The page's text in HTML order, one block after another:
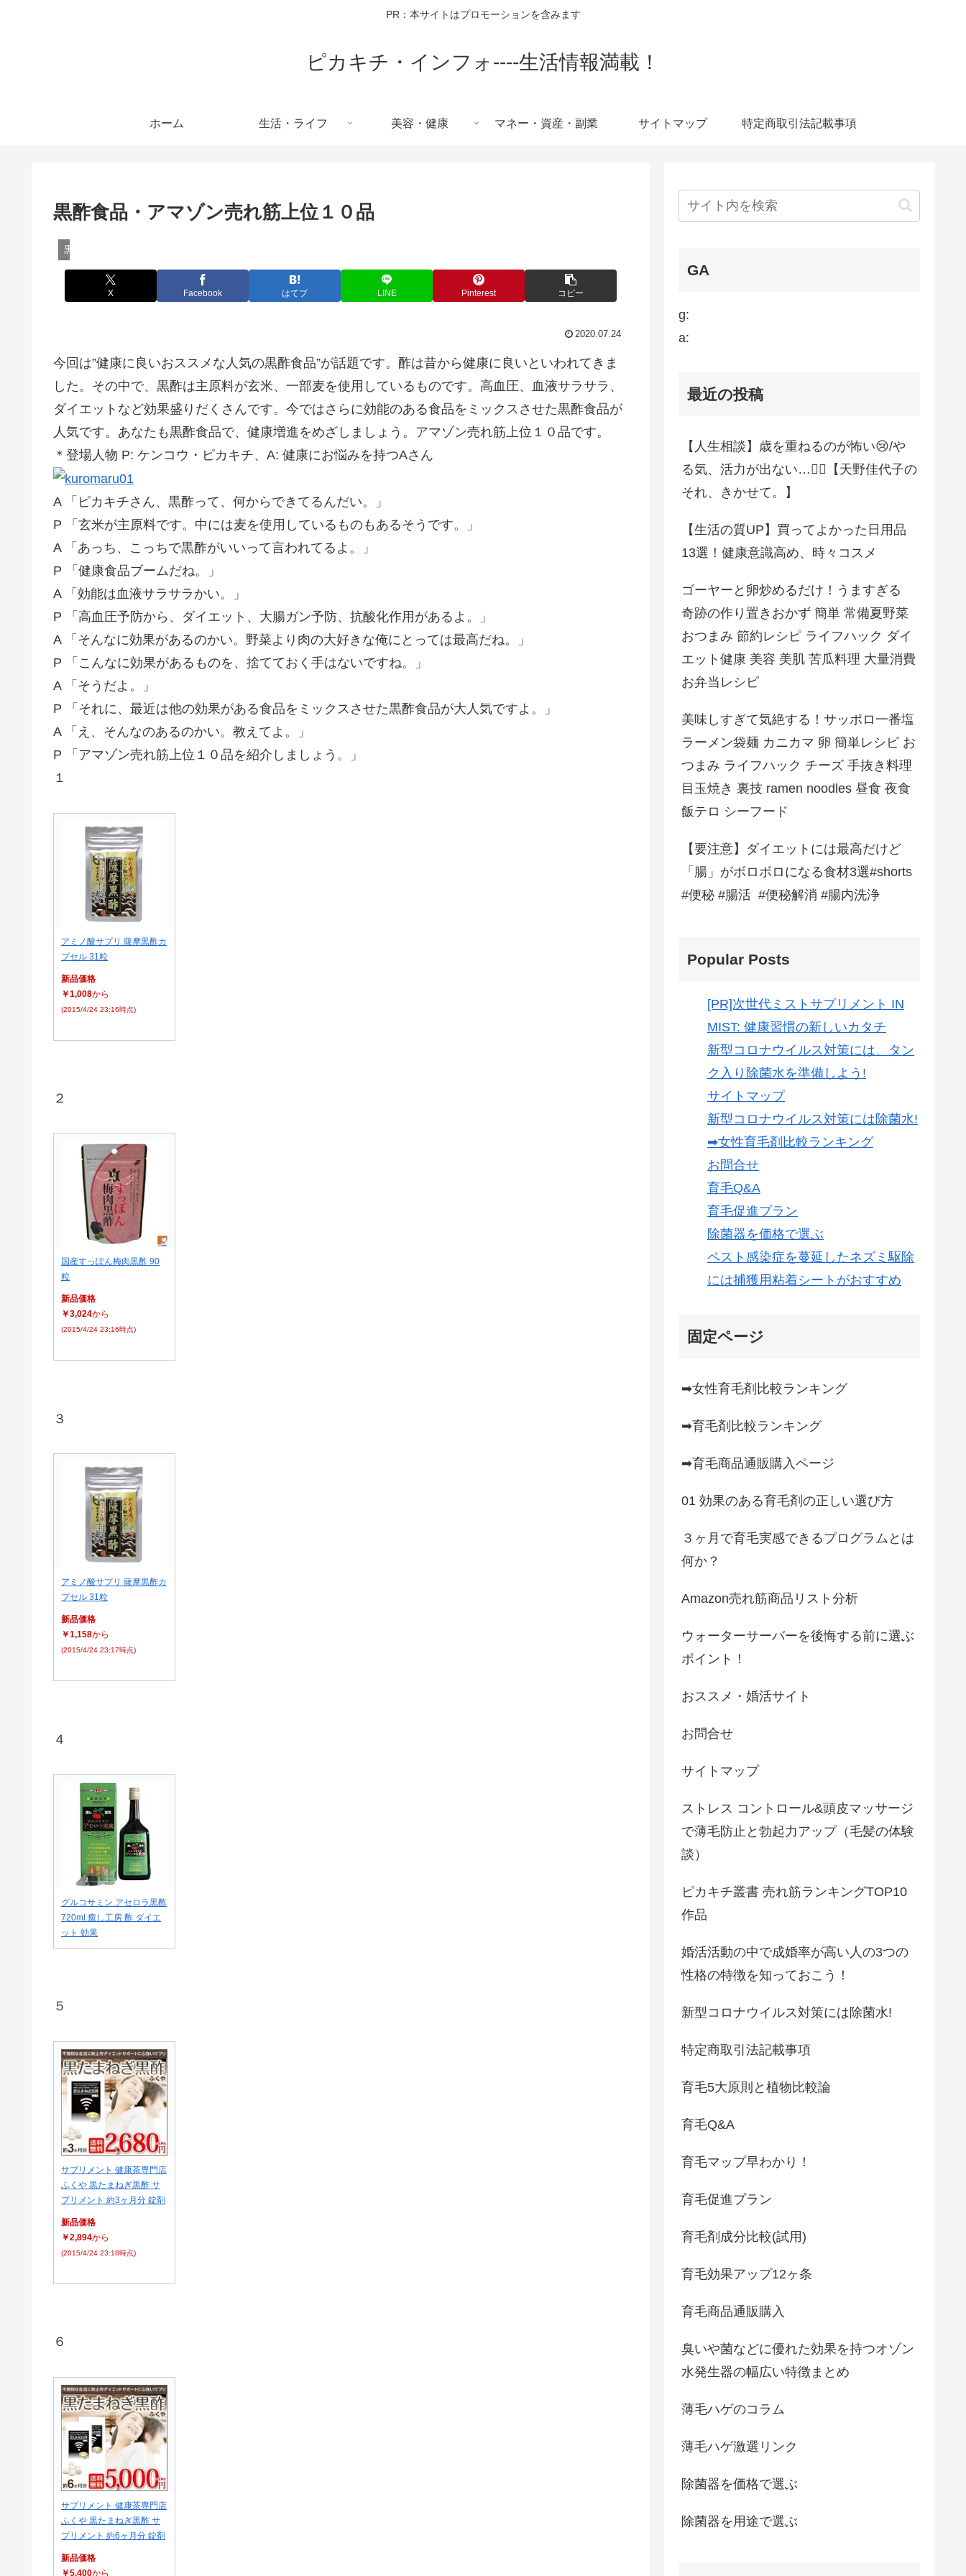
PR：本サイトはプロモーションを含みます
ピカキチ・インフォ----生活情報満載！
ホーム 生活・ライフ 美容・健康 マネー・資産・副業 サイトマップ 特定商取引法記載事項
黒酢食品・アマゾン売れ筋上位１０品
黒酢
X Facebook はてブ LINE Pinterest コピー
2020.07.24
今回は”健康に良いおススメな人気の黒酢食品”が話題です。酢は昔から健康に良いといわれてきま
した。その中で、黒酢は主原料が玄米、一部麦を使用しているものです。高血圧、血液サラサラ、
ダイエットなど効果盛りだくさんです。今ではさらに効能のある食品をミックスさせた黒酢食品が
人気です。あなたも黒酢食品で、健康増進をめざしましょう。アマゾン売れ筋上位１０品です。
＊登場人物 P: ケンコウ・ピカキチ、A: 健康にお悩みを持つAさん
A 「ピカキチさん、黒酢って、何からできてるんだい。」
P 「玄米が主原料です。中には麦を使用しているものもあるそうです。」
A 「あっち、こっちで黒酢がいいって言われてるよ。」
P 「健康食品ブームだね。」
A 「効能は血液サラサラかい。」
P 「高血圧予防から、ダイエット、大腸ガン予防、抗酸化作用があるよ。」
A 「そんなに効果があるのかい。野菜より肉の大好きな俺にとっては最高だね。」
P 「こんなに効果があるものを、捨てておく手はないですね。」
A 「そうだよ。」
P 「それに、最近は他の効果がある食品をミックスさせた黒酢食品が大人気ですよ。」
A 「え、そんなのあるのかい。教えてよ。」
P 「アマゾン売れ筋上位１０品を紹介しましょう。」
１
アミノ酸サプリ 薩摩黒酢カ
プセル 31粒
新品価格
￥1,008から
(2015/4/24 23:16時点)
２
国産すっぽん梅肉黒酢 90
粒
新品価格
￥3,024から
(2015/4/24 23:16時点)
３
アミノ酸サプリ 薩摩黒酢カ
プセル 31粒
新品価格
￥1,158から
(2015/4/24 23:17時点)
４
グルコサミン アセロラ黒酢
720ml 癒し工房 酢 ダイエ
ット 効果
５
サプリメント 健康茶専門店
ふくや 黒たまねぎ黒酢 サ
プリメント 約3ヶ月分 錠剤
新品価格
￥2,894から
(2015/4/24 23:18時点)
６
サプリメント 健康茶専門店
ふくや 黒たまねぎ黒酢 サ
プリメント 約6ヶ月分 錠剤
新品価格
￥5,400から
GA
g:
a:
最近の投稿
【人生相談】歳を重ねるのが怖い😢/や
る気、活力が出ない…😮‍💨【天野佳代子の
それ、きかせて。】
【生活の質UP】買ってよかった日用品
13選！健康意識高め、時々コスメ
ゴーヤーと卵炒めるだけ！うますぎる
奇跡の作り置きおかず 簡単 常備夏野菜
おつまみ 節約レシピ ライフハック ダイ
エット健康 美容 美肌 苦瓜料理 大量消費
お弁当レシピ
美味しすぎて気絶する！サッポロ一番塩
ラーメン袋麺 カニカマ 卵 簡単レシピ お
つまみ ライフハック チーズ 手抜き料理
目玉焼き 裏技 ramen noodles 昼食 夜食
飯テロ シーフード
【要注意】ダイエットには最高だけど
「腸」がボロボロになる食材3選#shorts
#便秘 #腸活 #便秘解消 #腸内洗浄
Popular Posts
[PR]次世代ミストサプリメント IN
MIST: 健康習慣の新しいカタチ
新型コロナウイルス対策には、タン
ク入り除菌水を準備しよう!
サイトマップ
新型コロナウイルス対策には除菌水!
➡女性育毛剤比較ランキング
お問合せ
育毛Q&A
育毛促進プラン
除菌器を価格で選ぶ
ペスト感染症を蔓延したネズミ駆除
には捕獲用粘着シートがおすすめ
固定ページ
➡女性育毛剤比較ランキング
➡育毛剤比較ランキング
➡育毛商品通販購入ページ
01 効果のある育毛剤の正しい選び方
３ヶ月で育毛実感できるプログラムとは
何か？
Amazon売れ筋商品リスト分析
ウォーターサーバーを後悔する前に選ぶ
ポイント！
おススメ・婚活サイト
お問合せ
サイトマップ
ストレス コントロール&頭皮マッサージ
で薄毛防止と勃起力アップ（毛髪の体験
談）
ピカキチ叢書 売れ筋ランキングTOP10
作品
婚活活動の中で成婚率が高い人の3つの
性格の特徴を知っておこう！
新型コロナウイルス対策には除菌水!
特定商取引法記載事項
育毛5大原則と植物比較論
育毛Q&A
育毛マップ早わかり！
育毛促進プラン
育毛剤成分比較(試用)
育毛効果アップ12ヶ条
育毛商品通販購入
臭いや菌などに優れた効果を持つオゾン
水発生器の幅広い特徴まとめ
薄毛ハゲのコラム
薄毛ハゲ激選リンク
除菌器を価格で選ぶ
除菌器を用途で選ぶ